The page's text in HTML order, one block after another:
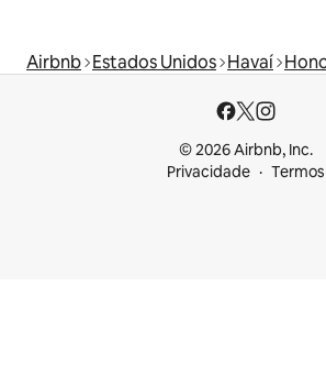
Airbnb Estados Unidos Havaí
© 2026 Airbnb, Inc.
Privacidade
Termos